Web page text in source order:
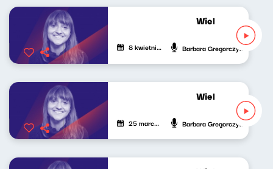
Wielki świat
8 kwietnia 2023 Barbara Gregorczyk
Wielki świat
25 marca 2023 Barbara Gregorczyk